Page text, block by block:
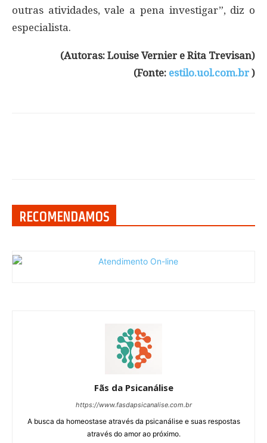
outras atividades, vale a pena investigar”, diz o
especialista.
(Autoras: Louise Vernier e Rita Trevisan)
(Fonte: estilo.uol.com.br )
RECOMENDAMOS
Fãs da Psicanálise
https://www.fasdapsicanalise.com.br
A busca da homeostase através da psicanálise e suas respostas
através do amor ao próximo.